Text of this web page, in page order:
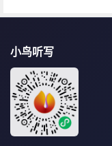
小鸟听写